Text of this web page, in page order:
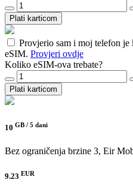
Plati karticom
Provjerio sam i moj telefon
eSIM. Provjeri ovdje
Koliko eSIM-ova trebate?
Plati karticom
10 GB / 5 dani
Bez ograničenja brzine 3, Eir
9.23 EUR